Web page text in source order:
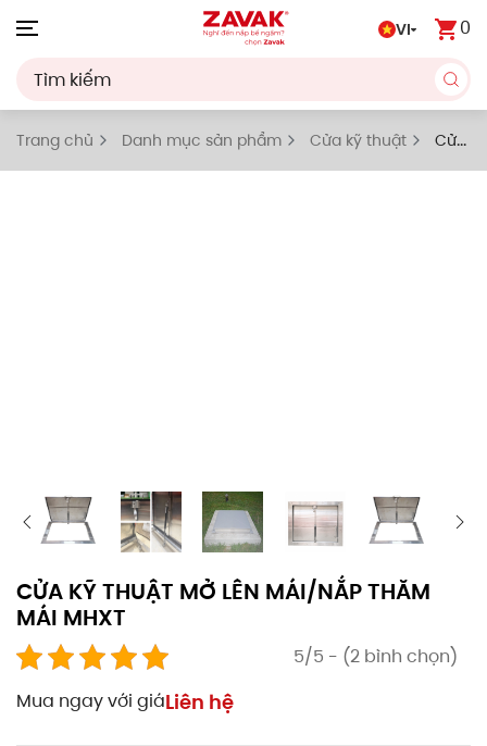
VI 0
Trang chủ Danh mục sản phẩm Cửa kỹ thuật
Cửa
kỹ thuật mở lên mái/Nắp thăm mái
CỬA KỸ THUẬT MỞ LÊN MÁI/NẮP THĂM
MÁI MHXT
5/5 - (2 bình chọn)
Mua ngay với giáLiên hệ